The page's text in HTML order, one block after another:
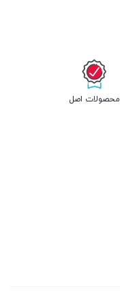
محصولات اصل